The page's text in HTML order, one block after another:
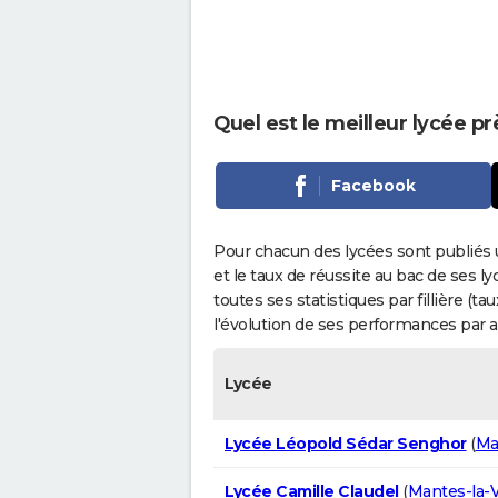
Quel est le meilleur lycée
Facebook
Pour chacun des lycées sont
et le taux de réussite au bac de ses
toutes ses statistiques par fillière
l'évolution de ses performances par
Lycée
Lycée Léopold Sédar Senghor(
Lycée Camille Claudel(Mantes-la-